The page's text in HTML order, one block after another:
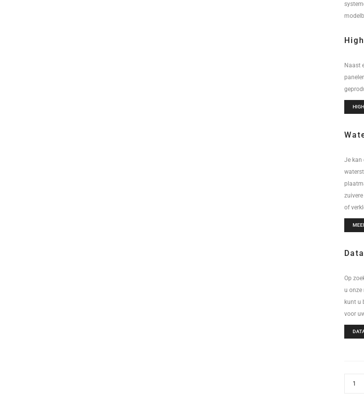
Naast
Je kan
of
Op
u onze
kunt u
voor
Paneel